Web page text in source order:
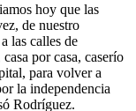
hoy que las
de nuestro
las calles de
por casa, caserío
para volver a
la independencia
Rodríguez.